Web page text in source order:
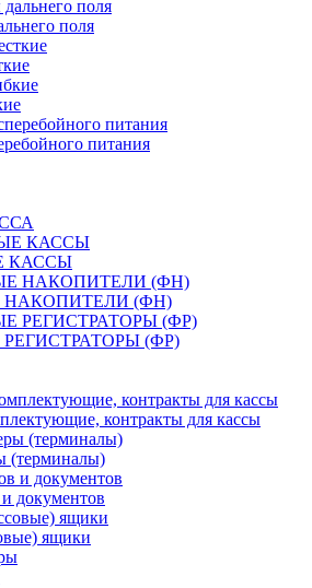
поля
питания
КАССЫ
(ФН)
(ФР)
контракты для кассы
(терминалы)
документов
ящики